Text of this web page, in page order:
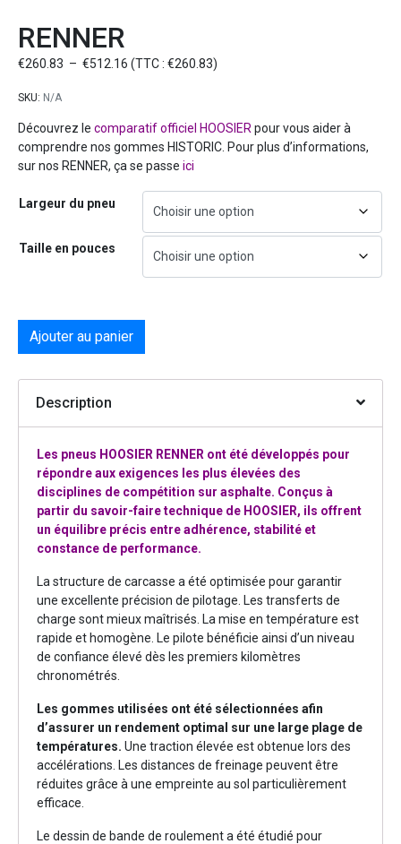
RENNER
€260.83 – €512.16 (TTC : €260.83)
SKU: N/A
Découvrez le comparatif officiel HOOSIER pour vous aider à
comprendre nos gommes HISTORIC. Pour plus d’informations,
sur nos RENNER, ça se passe ici
Largeur du pneu
Taille en pouces
Ajouter au panier
Description
Les pneus HOOSIER RENNER ont été développés pour
répondre aux exigences les plus élevées des
disciplines de compétition sur asphalte. Conçus à
partir du savoir-faire technique de HOOSIER, ils offrent
un équilibre précis entre adhérence, stabilité et
constance de performance.
La structure de carcasse a été optimisée pour garantir
une excellente précision de pilotage. Les transferts de
charge sont mieux maîtrisés. La mise en température est
rapide et homogène. Le pilote bénéficie ainsi d’un niveau
de confiance élevé dès les premiers kilomètres
chronométrés.
Les gommes utilisées ont été sélectionnées afin
d’assurer un rendement optimal sur une large plage de
températures. Une traction élevée est obtenue lors des
accélérations. Les distances de freinage peuvent être
réduites grâce à une empreinte au sol particulièrement
efficace.
Le dessin de bande de roulement a été étudié pour